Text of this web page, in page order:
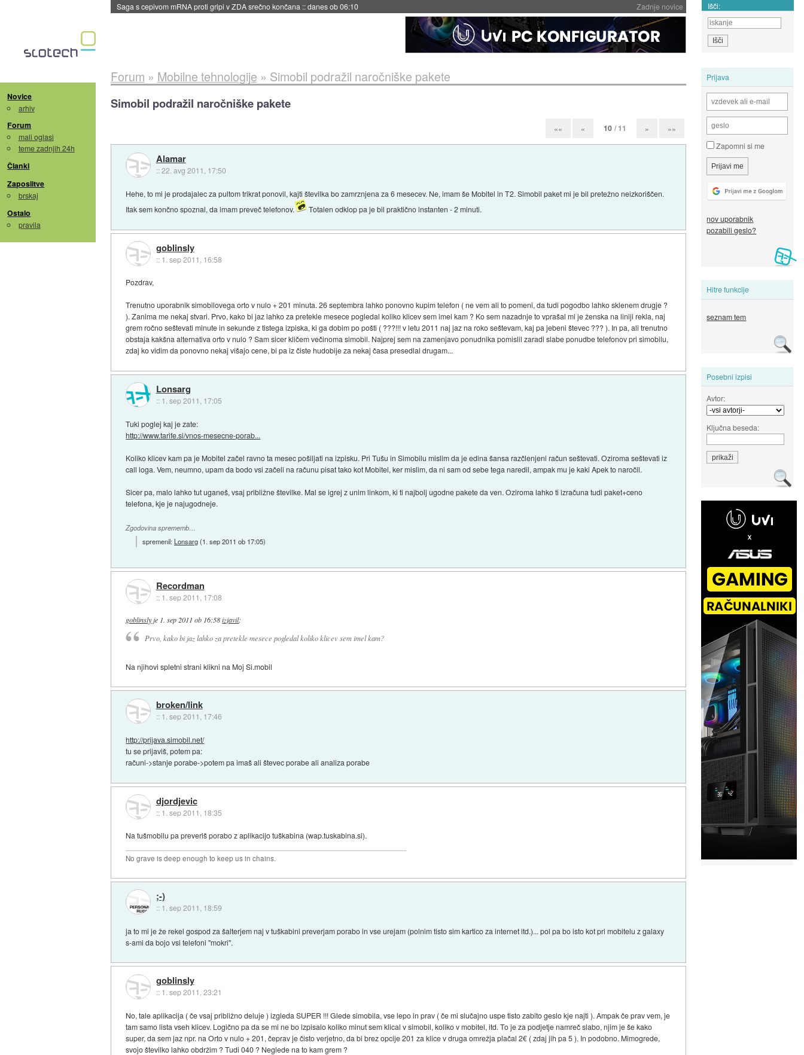
Zadnje novice
BMW v vozilih začel predvajati reklame::danes ob 06:09 Išči:
Novice
arhiv
Forum
mali oglasi
teme zadnjih 24h
Članki
Zaposlitve
brskaj
Ostalo
pravila
Prijava
Zapomni si me
nov uporabnik
pozabili geslo?
Hitre funkcije
seznam tem
Posebni izpisi
Avtor:
Ključna beseda:
Forum » Mobilne tehnologije » Simobil podražil naročniške pakete
Simobil podražil naročniške pakete
«« « 10 / 11 » »»
Alamar
::22. avg 2011, 17:50
Hehe, to mi je prodajalec za pultom trikrat ponovil, kajti številka bo zamrznjena za 6 mesecev. Ne, imam še Mobitel in T2. Simobil paket mi je bil pretežno neizkoriščen.
Itak sem končno spoznal, da imam preveč telefonov.
Totalen odklop pa je bil praktično instanten - 2 minuti.
goblinsly
:: 1. sep 2011, 16:58
Pozdrav,
Trenutno uporabnik simobilovega orto v nulo + 201 minuta. 26 septembra lahko ponovno kupim telefon ( ne vem ali to pomeni, da tudi pogodbo lahko sklenem drugje ?
). Zanima me nekaj stvari. Prvo, kako bi jaz lahko za pretekle mesece pogledal koliko klicev sem imel kam ? Ko sem nazadnje to vprašal mi je ženska na liniji rekla, naj
grem ročno seštevati minute in sekunde z tistega izpiska, ki ga dobim po pošti ( ???!!! v letu 2011 naj jaz na roko seštevam, kaj pa jebeni števec ??? ). In pa, ali trenutno
obstaja kakšna alternativa orto v nulo ? Sam sicer kličem večinoma simobil. Najprej sem na zamenjavo ponudnika pomislil zaradi slabe ponudbe telefonov pri simobilu,
zdaj ko vidim da ponovno nekaj višajo cene, bi pa iz čiste hudobije za nekaj časa presedlal drugam...
Lonsarg
:: 1. sep 2011, 17:05
Tuki poglej kaj je zate:
http://www.tarife.si/vnos-mesecne-porab...
Koliko klicev kam pa je Mobitel začel ravno ta mesec pošiljati na izpisku. Pri Tušu in Simobilu mislim da je edina šansa razčlenjeni račun seštevati. Oziroma seštevati iz
call loga. Vem, neumno, upam da bodo vsi začeli na računu pisat tako kot Mobitel, ker mislim, da ni sam od sebe tega naredil, ampak mu je kaki Apek to naročil.
Sicer pa, malo lahko tut uganeš, vsaj približne številke. Mal se igrej z unim linkom, ki ti najbolj ugodne pakete da ven. Oziroma lahko ti izračuna tudi paket+ceno
telefona, kje je najugodneje.
Zgodovina sprememb…
spremenil:Lonsarg(1. sep 2011 ob 17:05)
Recordman
:: 1. sep 2011, 17:08
goblinslyje 1. sep 2011 ob 16:58 izjavil:
Prvo, kako bi jaz lahko za pretekle mesece pogledal koliko klicev sem imel kam?
Na njihovi spletni strani klikni na Moj Si.mobil
broken/link
:: 1. sep 2011, 17:46
http://prijava.simobil.net/
tu se prijaviš, potem pa:
računi->stanje porabe->potem pa imaš ali števec porabe ali analiza porabe
djordjevic
:: 1. sep 2011, 18:35
Na tušmobilu pa preveriš porabo z aplikacijo tuškabina (wap.tuskabina.si).
No grave is deep enough to keep us in chains.
;-)
:: 1. sep 2011, 18:59
ja to mi je že rekel gospod za šalterjem naj v tuškabini preverjam porabo in vse urejam (polnim tisto sim kartico za internet itd.)... pol pa bo isto kot pri mobitelu z galaxy
s-ami da bojo vsi telefoni "mokri".
goblinsly
:: 1. sep 2011, 23:21
No, tale aplikacija ( če vsaj približno deluje ) izgleda SUPER !!! Glede simobila, vse lepo in prav ( če mi slučajno uspe tisto zabito geslo kje najti ). Ampak če prav vem, je
tam samo lista vseh klicev. Logično pa da se mi ne bo izpisalo koliko minut sem klical v simobil, koliko v mobitel, itd. To je za podjetje namreč slabo, njim je še kako
super, da sem jaz npr. na Orto v nulo + 201, čeprav je čisto verjetno, da bi brez opcije 201 za klice v druga omrežja plačal 2€ ( zdaj jih pa 5 ). In podobno. Mimogrede,
svojo številko lahko obdržim ? Tudi 040 ? Neglede na to kam grem ?